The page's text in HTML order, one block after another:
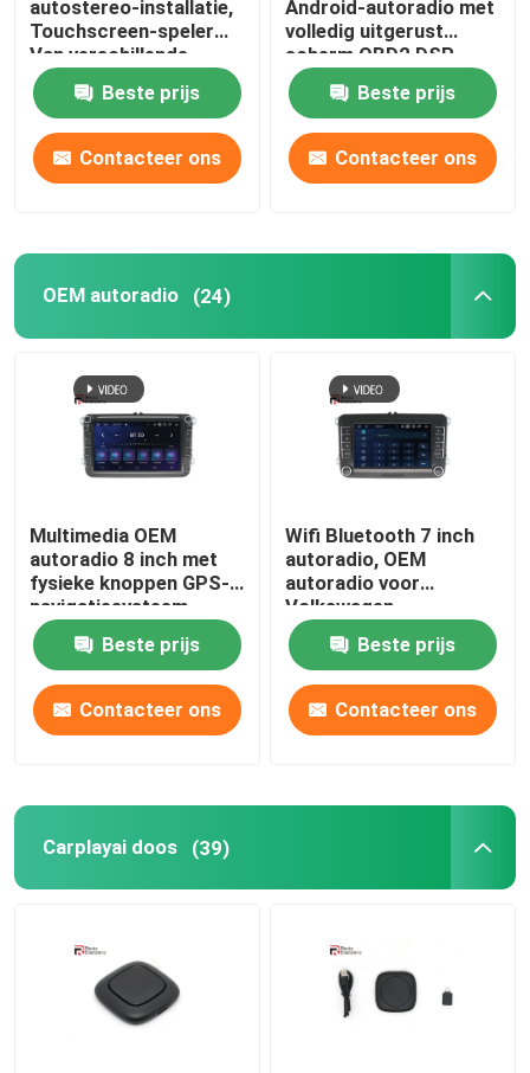
Automotive elektronische accessoires
Digitale Streepjecluster
autostereo-installatie,
Touchscreen-speler
Van verschillende
media 1920 × 720 IPS
Beste prijs
Contacteer ons
Android-autoradio met
volledig uitgerust
scherm OBD2 DSP
CarPlay
Beste prijs
Contacteer ons
OEM autoradio (24)
Multimedia OEM
autoradio 8 inch met
fysieke knoppen GPS-
navigatiesysteem
Beste prijs
Contacteer ons
Wifi Bluetooth 7 inch
autoradio, OEM
autoradio voor
Volkswagen
Beste prijs
Contacteer ons
Carplayai doos (39)